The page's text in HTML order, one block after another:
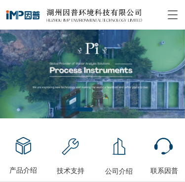
T
e
n
a
i
g
i
产品介绍 技术支持 公司介绍 联系因普